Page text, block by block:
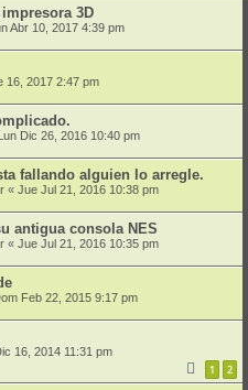
3D
Abr 10, 2017 4:39 pm
16, 2017 2:47 pm
Dic 26, 2016 10:40 pm
fallando alguien lo arregle.
« Jue Jul 21, 2016 10:38 pm
antigua consola NES
« Jue Jul 21, 2016 10:35 pm
Feb 22, 2015 9:17 pm
16, 2014 11:31 pm
1 2